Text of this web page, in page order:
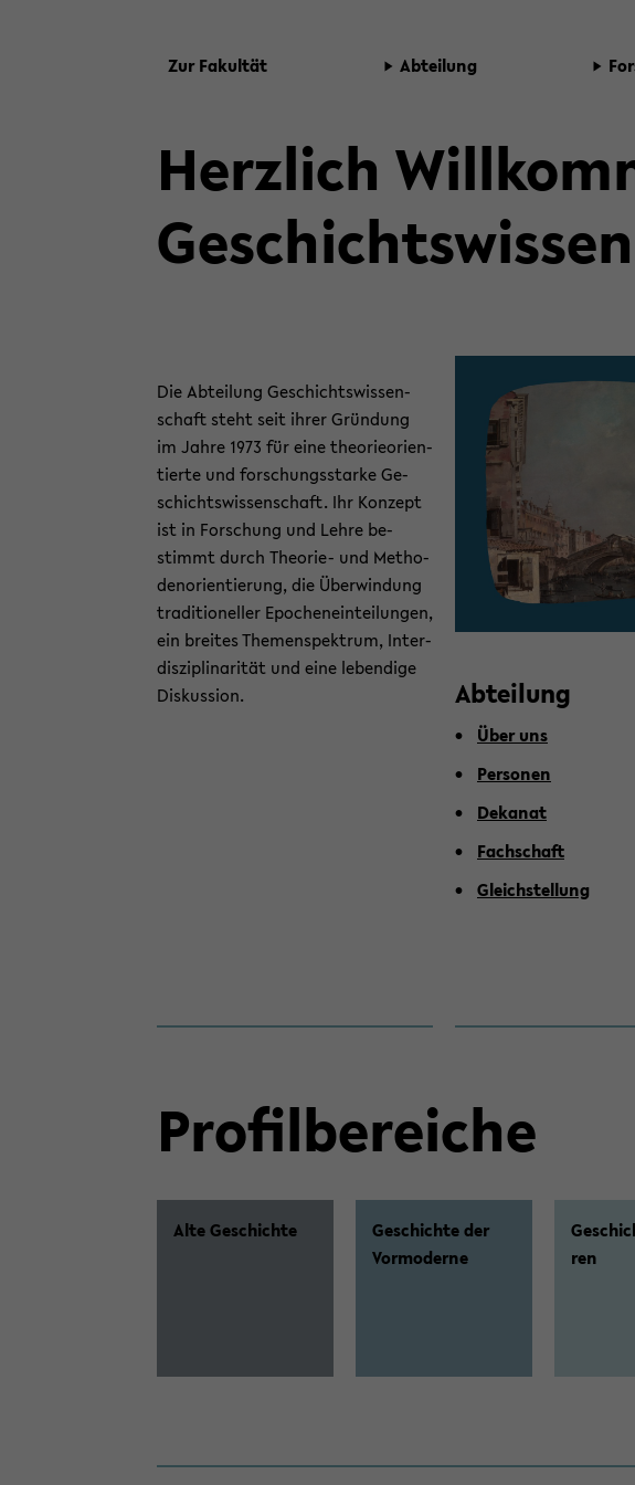
Zur Fa­kul­tät Ab­tei­lung
Herz­lich
Die Ab­tei­lung Ge­schichts­wis­sen­
schaft steht seit ihrer Grün­dung
im Jahre 1973 für eine theo­rie­ori­en­
tier­te und for­schungs­star­ke Ge­
schichts­wis­sen­schaft. Ihr Kon­zept
ist in For­schung und Lehre be­
stimmt durch Theorie-​ und Me­tho­
den­ori­en­tie­rung, die Über­win­dung
tra­di­tio­nel­ler Epo­chen­ein­tei­lun­gen,
ein brei­tes The­men­spek­trum, In­ter­
dis­zi­pli­na­ri­tät und eine le­ben­di­ge
Dis­kus­si­on.
Ab­tei­lung
Über uns
Per­so­nen
De­ka­nat
Fach­schaft
Gleich­stel­lung
Pro­fil­be­rei­che
Alte Ge­schich­te
Ge­schich­te der
Vor­mo­der­ne
ren